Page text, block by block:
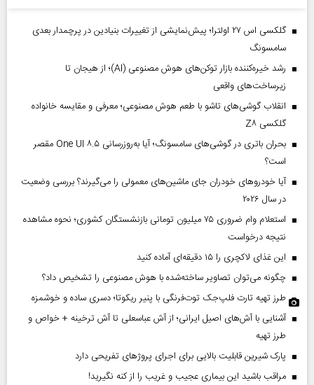
گلکسی اس ۲۷ اولترا؛ پیش‌نمایشی از تغییرات بنیادین در پرچمدار بعدی
سامسونگ
رشد خیره‌کننده بازار توکن‌های هوش مصنوعی (AI)؛ از هیجان تا
زیرساخت‌های واقعی
انقلاب گوشی‌های تاشو‌ با طعم هوش مصنوعی؛ معرفی و مقایسه خانواده
گلکسی Z۸
بحران باتری در گوشی‌های سامسونگ؛ آیا به‌روزرسانی One UI ۸.۵ مقصر
است؟
آیا خودروهای خودران جای ماشین‌های معمولی را می‌گیرند؟ بررسی وضعیت
در سال ۲۰۲۶
استعلام وام ضروری ۷۵ میلیون تومانی بازنشستگان کشوری؛ نحوه مشاهده
نتیجه درخواست
این غذای لاکچری را ۱۵ دقیقه‌ای آماده کنید
چگونه می‌توان تصاویر ساخته‌شده با هوش مصنوعی را تشخیص داد؟
طرز تهیه تارت فلپ‌جک توت‌فرنگی با پنیر ریکوتا؛ دسری ساده و خوشمزه
آشنایی با آش‌های اصیل ایرانی؛ از آش عباسعلی تا آش ترخینه + خواص و
طرز تهیه
پارک شیرین قابلیت‌ بالایی برای اجرای پروژهای تفریحی دارد
مراقب باشید این بیماری عجیب و غریب را از کنه نگیرید!